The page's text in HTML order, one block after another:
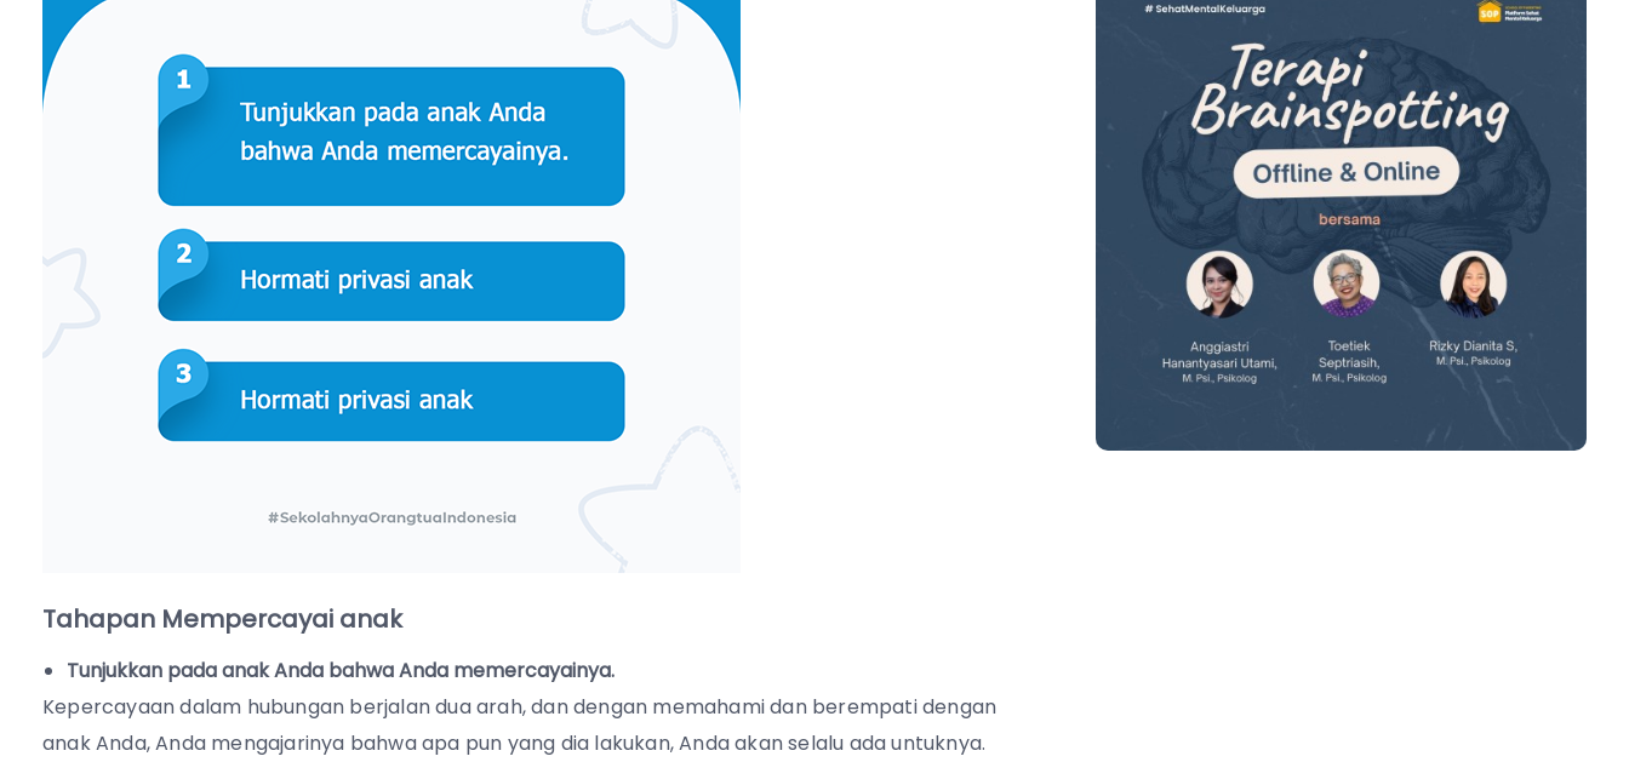
Tahapan Mempercayai anak
Tunjukkan pada anak Anda bahwa Anda memercayainya.
Kepercayaan dalam hubungan berjalan dua arah, dan dengan memahami dan berempati dengan
anak Anda, Anda mengajarinya bahwa apa pun yang dia lakukan, Anda akan selalu ada untuknya.